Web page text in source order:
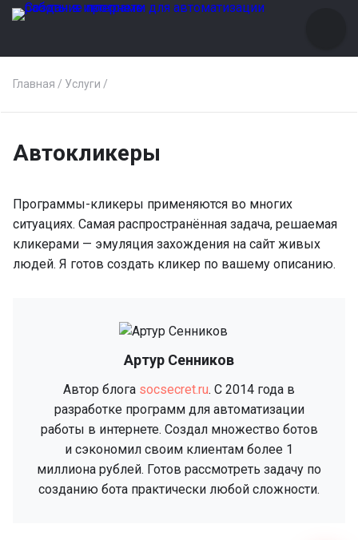
Главная / Услуги /
Автокликеры
Программы-кликеры применяются во многих
ситуациях. Самая распространённая задача, решаемая
кликерами — эмуляция захождения на сайт живых
людей. Я готов создать кликер по вашему описанию.
Артур Сенников
Автор блога socsecret.ru. C 2014 года в
разработке программ для автоматизации
работы в интернете. Создал множество ботов
и сэкономил своим клиентам более 1
миллиона рублей. Готов рассмотреть задачу по
созданию бота практически любой сложности.